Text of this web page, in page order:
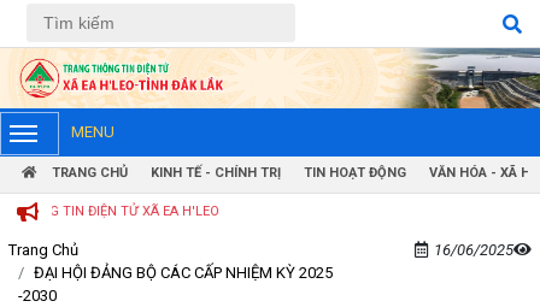
Tiếng Việt Tiếng Anh
MENU
TRANG CHỦ KINH TẾ - CHÍNH TRỊ TIN HOẠT ĐỘNG VĂN HÓA - XÃ
ĐIỆN TỬ XÃ EA H'LEO
Trang Chủ
ĐẠI HỘI ĐẢNG BỘ CÁC CẤP NHIỆM KỲ 2025
-2030
16/06/2025